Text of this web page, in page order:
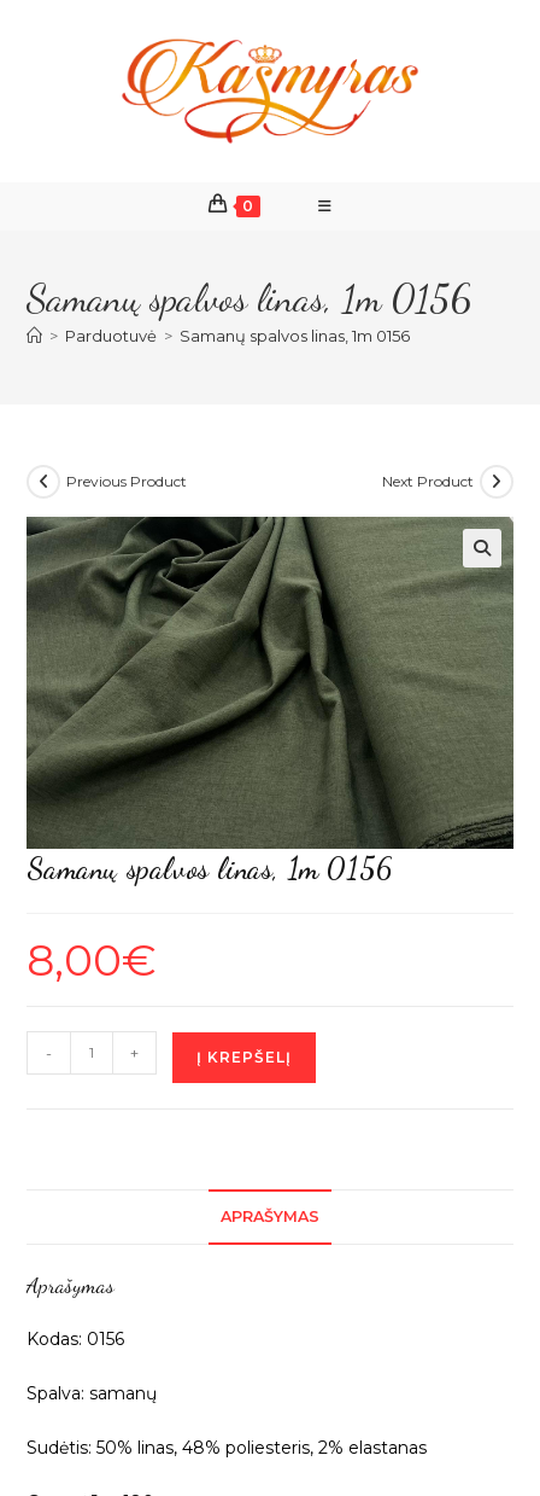
0
Samanų spalvos linas, 1m 0156
> Parduotuvė > Samanų spalvos linas, 1m 0156
Previous Product Next Product
Samanų spalvos linas, 1m 0156
8,00€
produkto
kiekis:
- + Į KREPŠELĮ
APRAŠYMAS
Aprašymas
Kodas: 0156
Spalva: samanų
Sudėtis: 50% linas, 48% poliesteris, 2% elastanas